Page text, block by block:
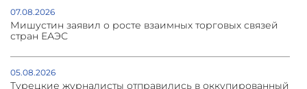
07.08.2026
Мишустин заявил о росте взаимных торговых связей
стран ЕАЭС
05.08.2026
Турецкие журналисты отправились в оккупированный